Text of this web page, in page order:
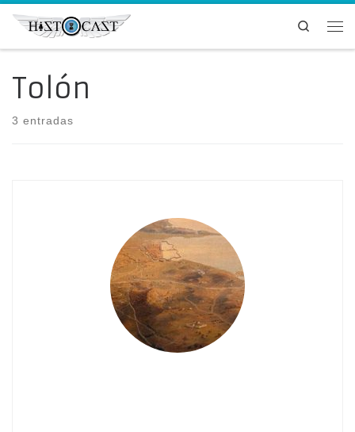
Saltar al contenido
Search
Tolón
3 entradas